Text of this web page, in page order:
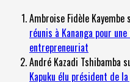
Ambroise Fidèle Kayembe
réunis à Kananga pour
entrepreneuriat
André Kazadi Tshibamba
Kapuku élu président de